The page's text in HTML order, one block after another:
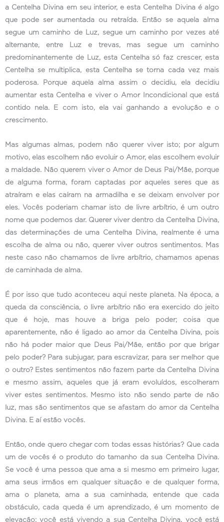
a Centelha Divina em seu interior, e esta Centelha Divina é algo
que pode ser aumentada ou retraída. Então se aquela alma
segue um caminho de Luz, segue um caminho por vezes até
alternante, entre Luz e trevas, mas segue um caminho
predominantemente de Luz, esta Centelha só faz crescer, esta
Centelha se multiplica, esta Centelha se torna cada vez mais
poderosa. Porque aquela alma assim o decidiu, ela decidiu
aumentar esta Centelha e viver o Amor Incondicional que está
contido nela. E com isto, ela vai ganhando a evolução e o
crescimento.
Mas algumas almas, podem não querer viver isto; por algum
motivo, elas escolhem não evoluir o Amor, elas escolhem evoluir
a maldade. Não querem viver o Amor de Deus Pai/Mãe, porque
de alguma forma, foram captadas por aqueles seres que as
atraíram e elas caíram na armadilha e se deixam envolver por
eles. Vocês poderiam chamar isto de livre arbítrio, é um outro
nome que podemos dar. Querer viver dentro da Centelha Divina,
das determinações de uma Centelha Divina, realmente é uma
escolha de alma ou não, querer viver outros sentimentos. Mas
neste caso não chamamos de livre arbítrio, chamamos apenas
de caminhada de alma.
É por isso que tudo aconteceu aqui neste planeta. Na época, a
queda da consciência, o livre arbítrio não era exercido do jeito
que é hoje, mas houve a briga pelo poder; coisa que
aparentemente, não é ligado ao amor da Centelha Divina, pois
não há poder maior que Deus Pai/Mãe, então por que brigar
pelo poder? Para subjugar, para escravizar, para ser melhor que
o outro? Estes sentimentos não fazem parte da Centelha Divina
e mesmo assim, aqueles que já eram evoluídos, escolheram
viver estes sentimentos. Mesmo isto não sendo parte de não
luz, mas são sentimentos que se afastam do amor da Centelha
Divina. E aí estão vocês.
Então, onde quero chegar com todas essas histórias? Que cada
um de vocês é o produto do tamanho da sua Centelha Divina.
Se você é uma pessoa que ama a si mesmo em primeiro lugar,
ama seus irmãos em qualquer situação e de qualquer forma,
ama o planeta, ama a sua caminhada, entende que cada
obstáculo, cada queda é um aprendizado, é um momento de
elevação; você está vivendo a sua Centelha Divina, você está